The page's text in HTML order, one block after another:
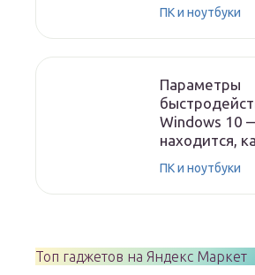
ПК и ноутбуки
Параметры
Windows 10
находится,
ПК и ноутбуки
Топ гаджетов на Яндекс Маркет